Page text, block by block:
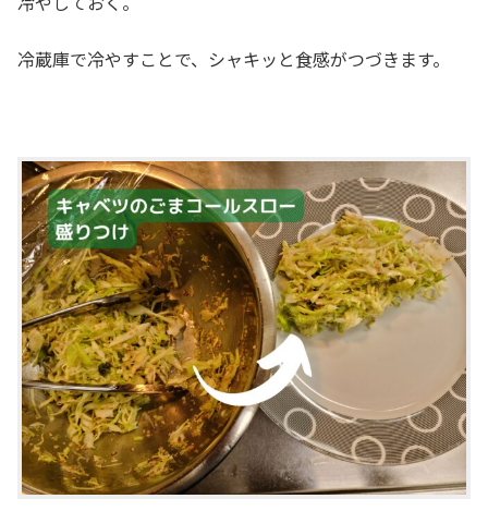
冷蔵庫で冷やすことで、シャキッと食感がつづきます。